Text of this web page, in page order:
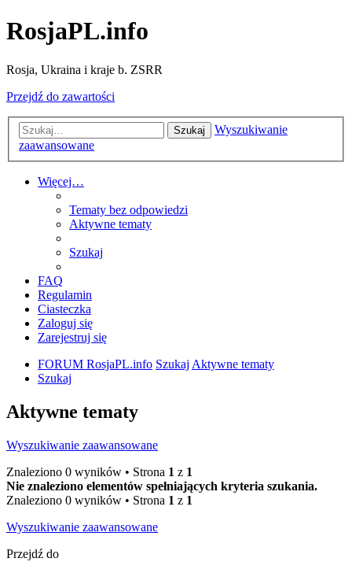
RosjaPL.info
Rosja, Ukraina i kraje b. ZSRR
Przejdź do zawartości
Szukaj
Wyszukiwanie
zaawansowane
Więcej…
Tematy bez odpowiedzi
Aktywne tematy
Szukaj
FAQ
Regulamin
Ciasteczka
Zaloguj się
Zarejestruj się
FORUM RosjaPL.info Szukaj Aktywne tematy
Szukaj
Aktywne tematy
Wyszukiwanie zaawansowane
Znaleziono 0 wyników • Strona 1 z 1
Nie znaleziono elementów spełniających kryteria szukania.
Znaleziono 0 wyników • Strona 1 z 1
Wyszukiwanie zaawansowane
Przejdź do